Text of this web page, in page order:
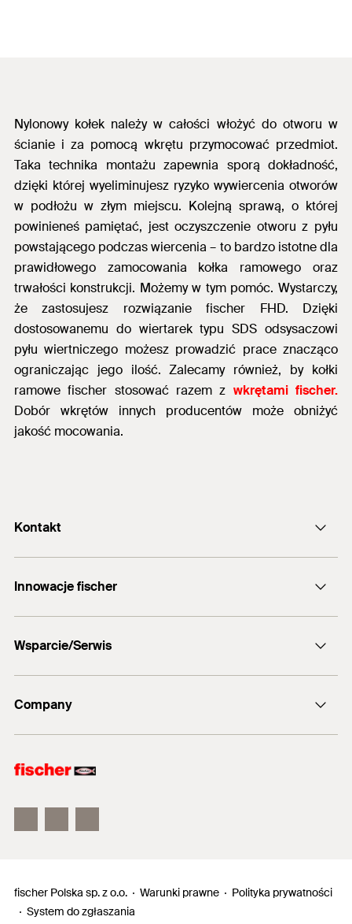
Nylonowy kołek należy w całości włożyć do otworu w
ścianie i za pomocą wkrętu przymocować przedmiot.
Taka technika montażu zapewnia sporą dokładność,
dzięki której wyeliminujesz ryzyko wywiercenia otworów
w podłożu w złym miejscu. Kolejną sprawą, o której
powinieneś pamiętać, jest oczyszczenie otworu z pyłu
powstającego podczas wiercenia – to bardzo istotne dla
prawidłowego zamocowania kołka ramowego oraz
trwałości konstrukcji. Możemy w tym pomóc. Wystarczy,
że zastosujesz rozwiązanie fischer FHD. Dzięki
dostosowanemu do wiertarek typu SDS odsysaczowi
pyłu wiertniczego możesz prowadzić prace znacząco
ograniczając jego ilość. Zalecamy również, by kołki
ramowe fischer stosować razem z wkrętami fischer.
Dobór wkrętów innych producentów może obniżyć
jakość mocowania.
Kontakt
info@fischerpolska.pl
12 290 08 80
Innowacje fischer
fischer FAZ II
fischer ULTRACUT FBS II
Wsparcie/Serwis
Wypełnij ankietę
Punkty srzedaży
Company
Electronic Solutions
fischer Polska sp. z o.o. Warunki prawne
Polityka prywatności
System do zgłaszania